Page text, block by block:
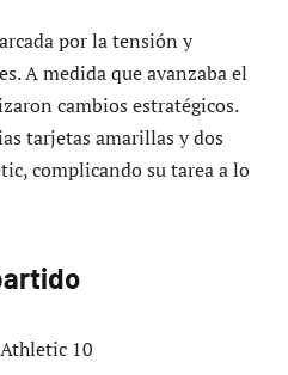
por la tensión y
A medida que avanzaba el
cambios estratégicos.
tarjetas amarillas y dos
complicando su tarea a lo
10